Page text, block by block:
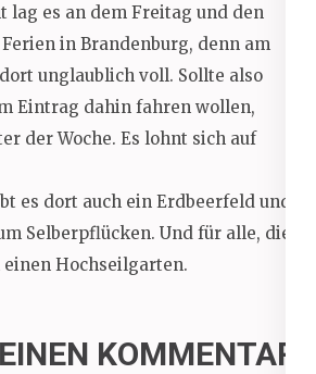
lag es an dem Freitag und den
in Brandenburg, denn am
unglaublich voll. Sollte also
Eintrag dahin fahren wollen,
der Woche. Es lohnt sich auf
es dort auch ein Erdbeerfeld und
Selberpflücken. Und für alle, die
Hochseilgarten.
KOMMENTAR